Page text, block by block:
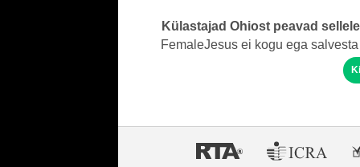
Külastajad Ohiost peavad
FemaleJesus ei kogu ega